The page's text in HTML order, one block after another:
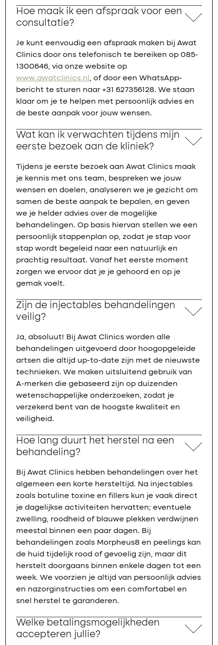
Hoe maak ik een afspraak voor een
consultatie?
Je kunt eenvoudig een afspraak maken bij Awat
Clinics door ons telefonisch te bereiken op 085-
1300646, via onze website op
www.awatclinics.nl , of door een WhatsApp-
bericht te sturen naar +31 627356128. We staan
klaar om je te helpen met persoonlijk advies en
de beste aanpak voor jouw wensen.
Wat kan ik verwachten tijdens mijn
eerste bezoek aan de kliniek?
Tijdens je eerste bezoek aan Awat Clinics maak
je kennis met ons team, bespreken we jouw
wensen en doelen, analyseren we je gezicht om
samen de beste aanpak te bepalen, en geven
we je helder advies over de mogelijke
behandelingen. Op basis hiervan stellen we een
persoonlijk stappenplan op, zodat je stap voor
stap wordt begeleid naar een natuurlijk en
prachtig resultaat. Vanaf het eerste moment
zorgen we ervoor dat je je gehoord en op je
gemak voelt.
Zijn de injectables behandelingen
veilig?
Ja, absoluut! Bij Awat Clinics worden alle
behandelingen uitgevoerd door hoogopgeleide
artsen die altijd up-to-date zijn met de nieuwste
technieken. We maken uitsluitend gebruik van
A-merken die gebaseerd zijn op duizenden
wetenschappelijke onderzoeken, zodat je
verzekerd bent van de hoogste kwaliteit en
veiligheid.
Hoe lang duurt het herstel na een
behandeling?
Bij Awat Clinics hebben behandelingen over het
algemeen een korte hersteltijd. Na injectables
zoals botuline toxine en fillers kun je vaak direct
je dagelijkse activiteiten hervatten; eventuele
zwelling, roodheid of blauwe plekken verdwijnen
meestal binnen een paar dagen. Bij
behandelingen zoals Morpheus8 en peelings kan
de huid tijdelijk rood of gevoelig zijn, maar dit
herstelt doorgaans binnen enkele dagen tot een
week. We voorzien je altijd van persoonlijk advies
en nazorginstructies om een comfortabel en
snel herstel te garanderen.
Welke betalingsmogelijkheden
accepteren jullie?